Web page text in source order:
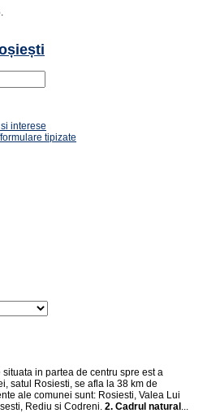
interese
tipizate
in partea de centru spre est a
satul Rosiesti, se afla la 38 km de
ale comunei sunt: Rosiesti, Valea Lui
Rediu si Codreni. 2. Cadrul natural